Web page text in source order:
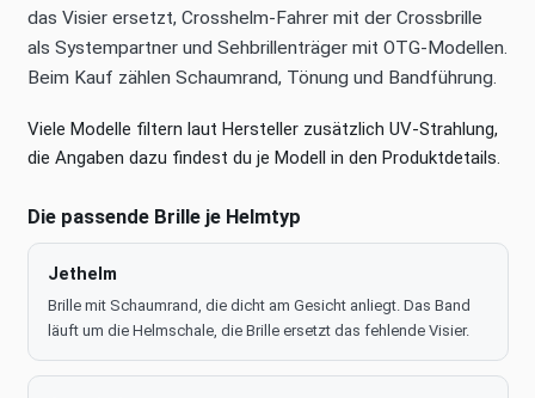
das Visier ersetzt, Crosshelm-Fahrer mit der Crossbrille
als Systempartner und Sehbrillenträger mit OTG-Modellen.
Beim Kauf zählen Schaumrand, Tönung und Bandführung.
Viele Modelle filtern laut Hersteller zusätzlich UV-Strahlung,
die Angaben dazu findest du je Modell in den Produktdetails.
Die passende Brille je Helmtyp
Jethelm
Brille mit Schaumrand, die dicht am Gesicht anliegt. Das Band
läuft um die Helmschale, die Brille ersetzt das fehlende Visier.